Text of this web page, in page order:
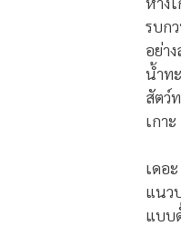
รบก
อย่า
น้ำท
สัตว์
เกาะ
เดอ
แนว
แบบ